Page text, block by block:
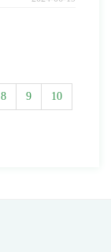
8 9 10